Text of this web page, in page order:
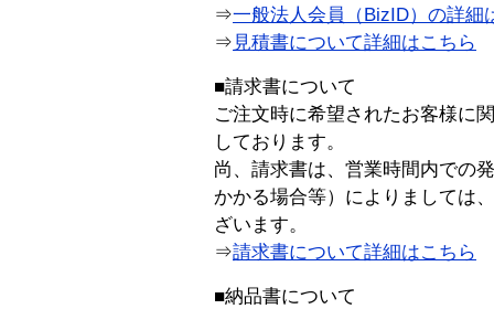
⇒一般法人会員（BizID）の詳細
⇒ 見積書について詳細はこちら
■請求書について
ご注文時に希望されたお客様に
しております。
尚、請求書は、営業時間内での
かかる場合等）によりましては
ざいます。
⇒請求書について詳細はこちら
■納品書について